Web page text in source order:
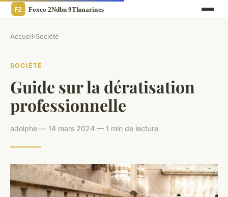
Accueil›Société
SOCIÉTÉ
Guide sur la dératisation
professionnelle
adolphe — 14 mars 2024 — 1 min de lecture